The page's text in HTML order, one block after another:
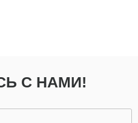
С НАМИ!